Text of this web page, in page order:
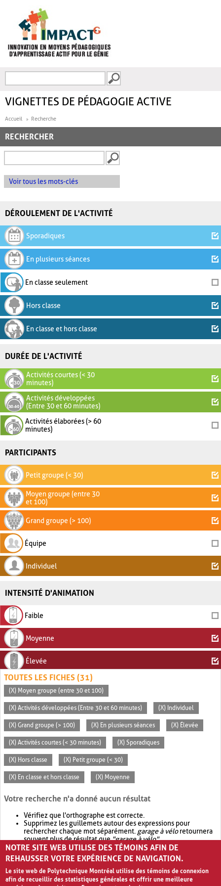
FORMULAIRE DE
VIGNETTES DE PÉDAGOGIE ACTIVE
Accueil Recherche
RECHERCHER
Voir tous les mots-clés
DÉROULEMENT DE L'ACTIVITÉ
Sporadiques
En plusieurs séances
En classe seulement
Hors classe
En classe et hors classe
DURÉE DE L'ACTIVITÉ
Activités courtes (< 30
minutes)
Activités développées
(Entre 30 et 60 minutes)
Activités élaborées (> 60
minutes)
PARTICIPANTS
Petit groupe (< 30)
Moyen groupe (entre 30
et 100)
Grand groupe (> 100)
Équipe
Individuel
INTENSITÉ D'ANIMATION
Faible
Moyenne
Élevée
TOUTES LES FICHES (31)
(X) Moyen groupe (entre 30 et 100)
(X) Activités développées (Entre 30 et 60 minutes) (X) Individuel
(X) Grand groupe (> 100) (X) En plusieurs séances (X) Élevée
(X) Activités courtes (< 30 minutes) (X) Sporadiques
(X) Hors classe (X) Petit groupe (< 30)
(X) En classe et hors classe (X) Moyenne
Votre recherche n'a donné aucun résultat
Vérifiez que l'orthographe est correcte.
Supprimez les guillemets autour des expressions pour
rechercher chaque mot séparément. garage à véloretournera
souvent plus de résultat que"garage à vélo".
Envisagez d'élargir votre recherche avec OR.garage OR vélo
retournera souvent plus de résultat quegarage à vélo
NOTRE SITE WEB UTILISE DES TÉMOINS AFIN DE
REHAUSSER VOTRE EXPÉRIENCE DE NAVIGATION.
Le site web de Polytechnique Montréal utilise des témoins de connexion
afin de recueillir des statistiques générales et offrir une meilleure